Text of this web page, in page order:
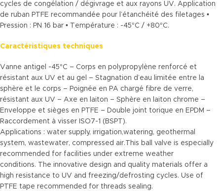
cycles de congélation / dégivrage et aux rayons UV. Application
de ruban PTFE recommandée pour l’étanchéité des filetages •
Pression : PN 16 bar • Température : -45°C / +80°C.
Caractéristiques techniques
Vanne antigel -45°C – Corps en polypropylène renforcé et
résistant aux UV et au gel – Stagnation d’eau limitée entre la
sphère et le corps – Poignée en PA chargé fibre de verre,
résistant aux UV – Axe en laiton – Sphère en laiton chrome –
Enveloppe et sièges en PTFE – Double joint torique en EPDM –
Raccordement à visser ISO7-1 (BSPT).
Applications : water supply, irrigation,watering, geothermal
system, wastewater, compressed air.This ball valve is especially
recommended for facilities under extreme weather
conditions. The innovative design and quality materials offer a
high resistance to UV and freezing/defrosting cycles. Use of
PTFE tape recommended for threads sealing.